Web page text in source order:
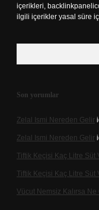
içerikleri,
ilgili içerikler yasal süre
Son yorumlar
Zelal Ismi Nereden Gelir
Zelal Ismi Nereden Gelir
Tiftik Keçisi Kaç Litre Süt
Tiftik Keçisi Kaç Litre Süt
Vücut Nemsiz Kalırsa Ne